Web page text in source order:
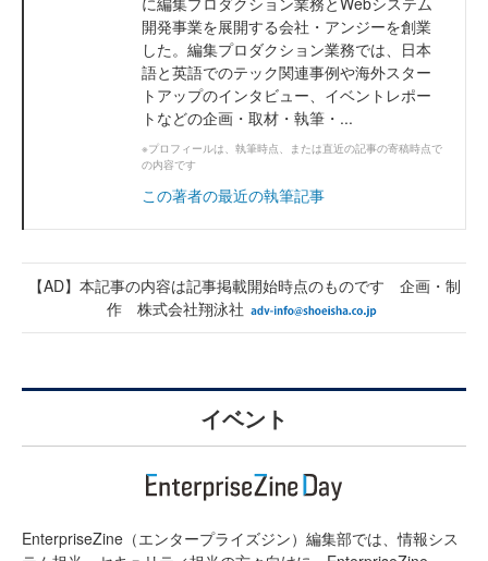
開発事業を展開する会社・アンジーを創業
した。編集プロダクション業務では、日本
語と英語でのテック関連事例や海外スター
トアップのインタビュー、イベントレポー
トなどの企画・取材・執筆・...
※プロフィールは、執筆時点、または直近の記事の寄稿時点で
の内容です
この著者の最近の執筆記事
【AD】本記事の内容は記事掲載開始時点のものです 企画・制
作 株式会社翔泳社
イベント
EnterpriseZine（エンタープライズジン）編集部では、情報シス